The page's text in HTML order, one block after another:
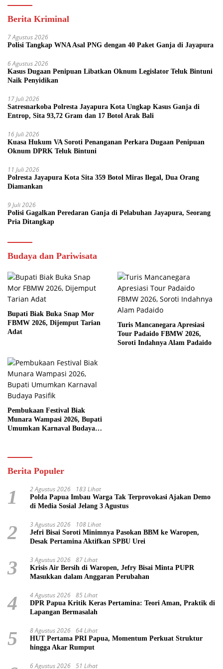
Berita Kriminal
7 Agustus 2026
Polisi Tangkap WNA Asal PNG dengan 40 Paket Ganja di Jayapura
6 Agustus 2026
Kasus Dugaan Penipuan Libatkan Oknum Legislator Teluk Bintuni
Naik Penyidikan
17 Juli 2026
Satresnarkoba Polresta Jayapura Kota Ungkap Kasus Ganja di
Entrop, Sita 93,72 Gram dan 17 Botol Arak Bali
16 Juli 2026
Kuasa Hukum VA Soroti Penanganan Perkara Dugaan Penipuan
Oknum DPRK Teluk Bintuni
11 Juli 2026
Polresta Jayapura Kota Sita 359 Botol Miras Ilegal, Dua Orang
Diamankan
9 Juli 2026
Polisi Gagalkan Peredaran Ganja di Pelabuhan Jayapura, Seorang
Pria Ditangkap
Budaya dan Pariwisata
Bupati Biak Buka Snap Mor
FBMW 2026, Dijemput Tarian
Adat
Turis Mancanegara Apresiasi
Tour Padaido FBMW 2026,
Soroti Indahnya Alam Padaido
Pembukaan Festival Biak
Munara Wampasi 2026, Bupati
Umumkan Karnaval Budaya
Berita Populer
1 2 Agustus 2026 183 Lihat
Polda Papua Imbau Warga Tak Terprovokasi Ajakan Demo
di Media Sosial Jelang 3 Agustus
2 3 Agustus 2026 108 Lihat
Jefri Bisai Soroti Minimnya Pasokan BBM ke Waropen,
Desak Pertamina Aktifkan SPBU Urei
3 3 Agustus 2026 87 Lihat
Krisis Air Bersih di Waropen, Jefry Bisai Minta PUPR
Masukkan dalam Anggaran Perubahan
4 4 Agustus 2026 85 Lihat
DPR Papua Kritik Keras Pertamina: Teori Aman, Praktik di
Lapangan Bermasalah
5 8 Agustus 2026 64 Lihat
HUT Pertama PRI Papua, Momentum Perkuat Struktur
hingga Akar Rumput
6 Agustus 2026 51 Lihat